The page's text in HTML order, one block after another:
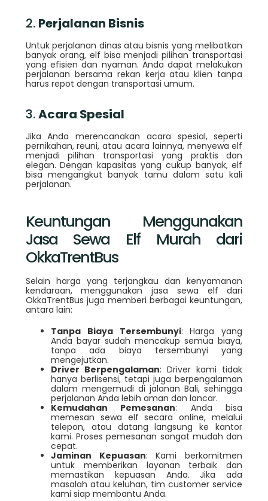
2. Perjalanan Bisnis
Untuk perjalanan dinas atau bisnis yang melibatkan
banyak orang, elf bisa menjadi pilihan transportasi
yang efisien dan nyaman. Anda dapat melakukan
perjalanan bersama rekan kerja atau klien tanpa
harus repot dengan transportasi umum.
3.Acara Spesial
Jika Anda merencanakan acara spesial, seperti
pernikahan, reuni, atau acara lainnya, menyewa elf
menjadi pilihan transportasi yang praktis dan
elegan. Dengan kapasitas yang cukup banyak, elf
bisa mengangkut banyak tamu dalam satu kali
perjalanan.
Keuntungan Menggunakan
Jasa Sewa Elf Murah dari
OkkaTrentBus
Selain harga yang terjangkau dan kenyamanan
kendaraan, menggunakan jasa sewa elf dari
OkkaTrentBus juga memberi berbagai keuntungan,
antara lain:
Tanpa Biaya Tersembunyi: Harga yang
Anda bayar sudah mencakup semua biaya,
tanpa ada biaya tersembunyi yang
mengejutkan.
Driver Berpengalaman: Driver kami tidak
hanya berlisensi, tetapi juga berpengalaman
dalam mengemudi di jalanan Bali, sehingga
perjalanan Anda lebih aman dan lancar.
Kemudahan Pemesanan: Anda bisa
memesan sewa elf secara online, melalui
telepon, atau datang langsung ke kantor
kami. Proses pemesanan sangat mudah dan
cepat.
Jaminan Kepuasan: Kami berkomitmen
untuk memberikan layanan terbaik dan
memastikan kepuasan Anda. Jika ada
masalah atau keluhan, tim customer service
kami siap membantu Anda.